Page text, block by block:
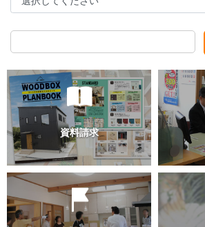
過去のブログ（月別）